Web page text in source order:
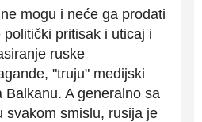
mogu i neće ga prodati
pritisak i uticaj i
ruske
"truju" medijski
Balkanu. A generalno sa
svakom smislu, rusija je